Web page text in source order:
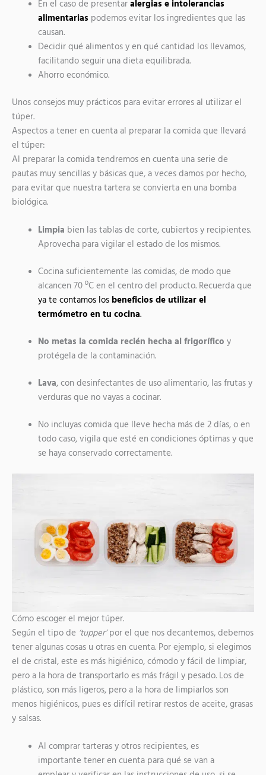
En el caso de presentar alergias e intolerancias
alimentarias podemos evitar los ingredientes que las
causan.
Decidir qué alimentos y en qué cantidad los llevamos,
facilitando seguir una dieta equilibrada.
Ahorro económico.
Unos consejos muy prácticos para evitar errores al utilizar el
túper.
Aspectos a tener en cuenta al preparar la comida que llevará
el túper:
Al preparar la comida tendremos en cuenta una serie de
pautas muy sencillas y básicas que, a veces damos por hecho,
para evitar que nuestra tartera se convierta en una bomba
biológica.
Limpia bien las tablas de corte, cubiertos y recipientes.
Aprovecha para vigilar el estado de los mismos.
Cocina suficientemente las comidas, de modo que
alcancen 70 ºC en el centro del producto. Recuerda que
ya te contamos los beneficios de utilizar el
termómetro en tu cocina.
No metas la comida recién hecha al frigorífico y
protégela de la contaminación.
Lava, con desinfectantes de uso alimentario, las frutas y
verduras que no vayas a cocinar.
No incluyas comida que lleve hecha más de 2 días, o en
todo caso, vigila que esté en condiciones óptimas y que
se haya conservado correctamente.
Cómo escoger el mejor túper.
Según el tipo de ‘tupper’por el que nos decantemos, debemos
tener algunas cosas u otras en cuenta. Por ejemplo, si elegimos
el de cristal, este es más higiénico, cómodo y fácil de limpiar,
pero a la hora de transportarlo es más frágil y pesado. Los de
plástico, son más ligeros, pero a la hora de limpiarlos son
menos higiénicos, pues es difícil retirar restos de aceite, grasas
y salsas.
Al comprar tarteras y otros recipientes, es
importante tener en cuenta para qué se van a